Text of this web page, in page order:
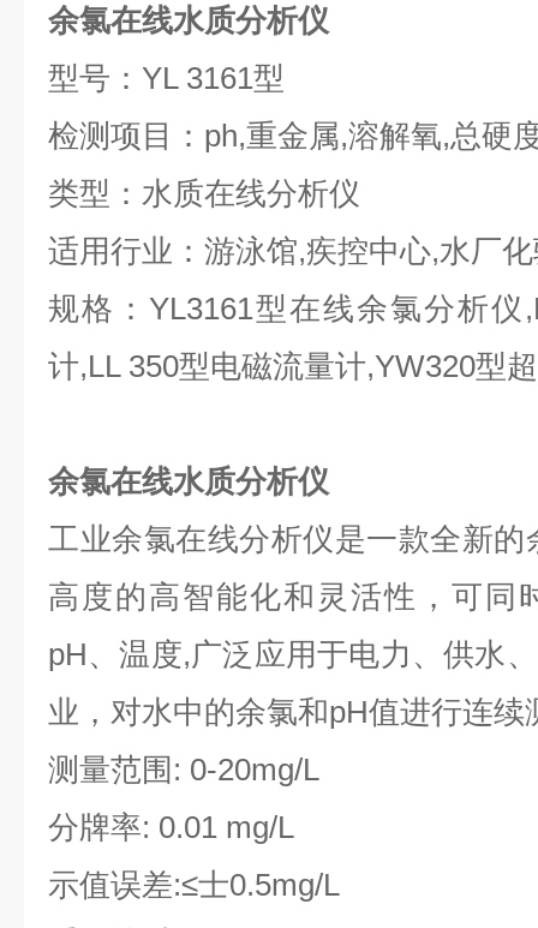
余氯在线水质分析仪
型号：YL 3161型
检测项目：ph,重金属,溶解氧,总硬
类型：水质在线分析仪
适用行业：游泳馆,疾控中心,水厂
规格：YL3161型在线余氯分析仪
计,LL 350型电磁流量计,YW320型
余氯在线水质分析仪
工业余氯在线分析仪是一款全新
高度的高智能化和灵活性，可同
pH、温度,广泛应用于电力、供水
业，对水中的余氯和pH值进行连续
测量范围: 0-20mg/L
分牌率: 0.01 mg/L
示值误差:≤士0.5mg/L